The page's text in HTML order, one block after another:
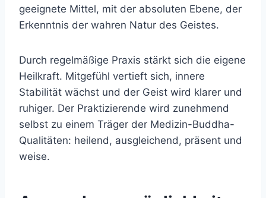
geeignete Mittel, mit der absoluten Ebene, der
Erkenntnis der wahren Natur des Geistes.
Durch regelmäßige Praxis stärkt sich die eigene
Heilkraft. Mitgefühl vertieft sich, innere
Stabilität wächst und der Geist wird klarer und
ruhiger. Der Praktizierende wird zunehmend
selbst zu einem Träger der Medizin-Buddha-
Qualitäten: heilend, ausgleichend, präsent und
weise.